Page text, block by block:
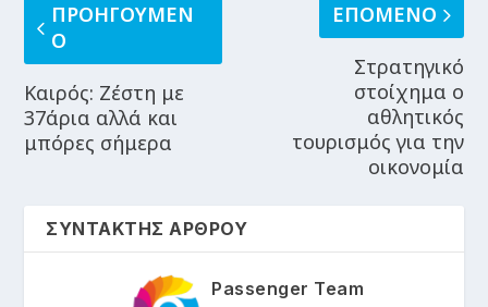
ΠΡΟΗΓΟΥΜΕΝ
Ο
Καιρός: Ζέστη με
37άρια αλλά και
μπόρες σήμερα
ΕΠΟΜΕΝΟ
Στρατηγικό
στοίχημα ο
αθλητικός
τουρισμός για την
οικονομία
ΣΥΝΤΑΚΤΗΣ ΑΡΘΡΟΥ
Passenger Team